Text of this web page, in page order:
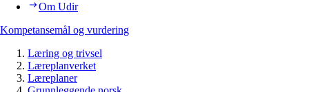
Om Udir
Kompetansemål og vurdering
Læring og trivsel
Læreplanverket
Læreplaner